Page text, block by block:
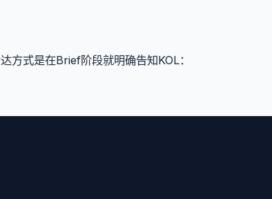
方式是在Brief阶段就明确告知KOL：